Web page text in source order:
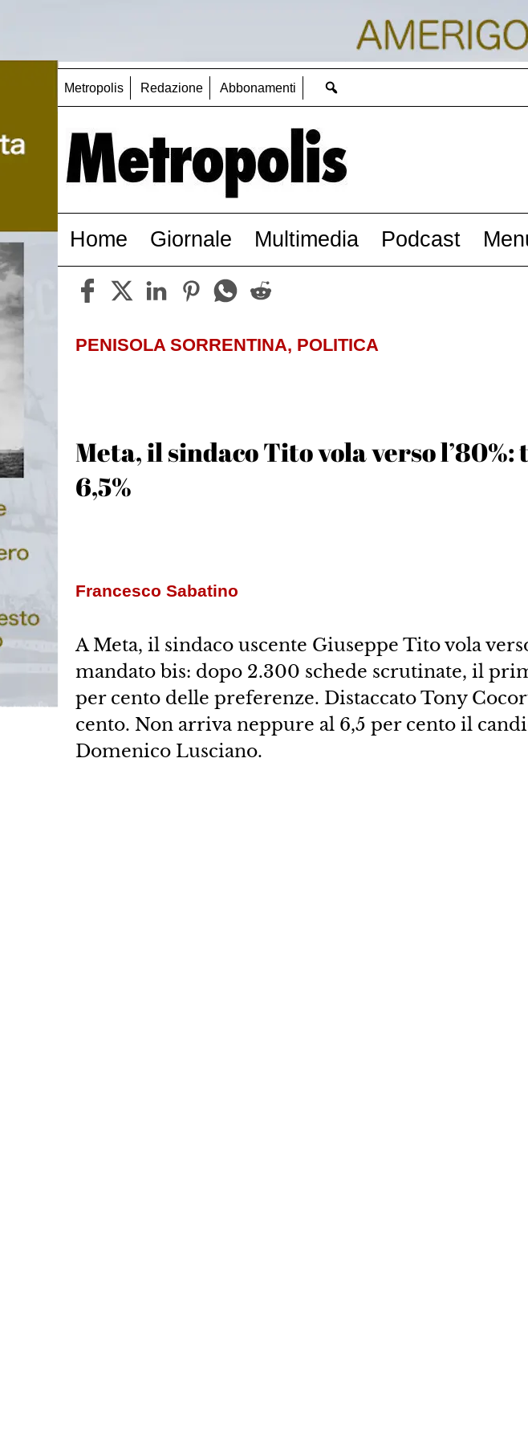
Metropolis Redazione Abbonamenti
Home Giornale Multimedia Podcast
PENISOLA SORRENTINA, POLITICA
Meta, il sindaco Tito vola verso l’80%:
6,5%
Francesco Sabatino
A Meta, il sindaco uscente Giuseppe Tito vola
mandato bis: dopo 2.300 schede scrutinate, il
per cento delle preferenze. Distaccato Tony
cento. Non arriva neppure al 6,5 per cento il
Domenico Lusciano.